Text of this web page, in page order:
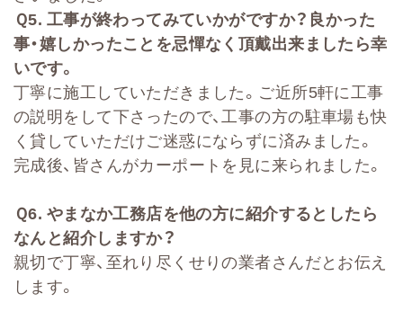
Ｑ5. 工事が終わってみていかがですか？良かった
事・嬉しかったことを忌憚なく頂戴出来ましたら幸
いです。
丁寧に施工していただきました。ご近所5軒に工事
の説明をして下さったので、工事の方の駐車場も快
く貸していただけご迷惑にならずに済みました。
完成後、皆さんがカーポートを見に来られました。
Ｑ6. やまなか工務店を他の方に紹介するとしたら
なんと紹介しますか？
親切で丁寧、至れり尽くせりの業者さんだとお伝え
します。